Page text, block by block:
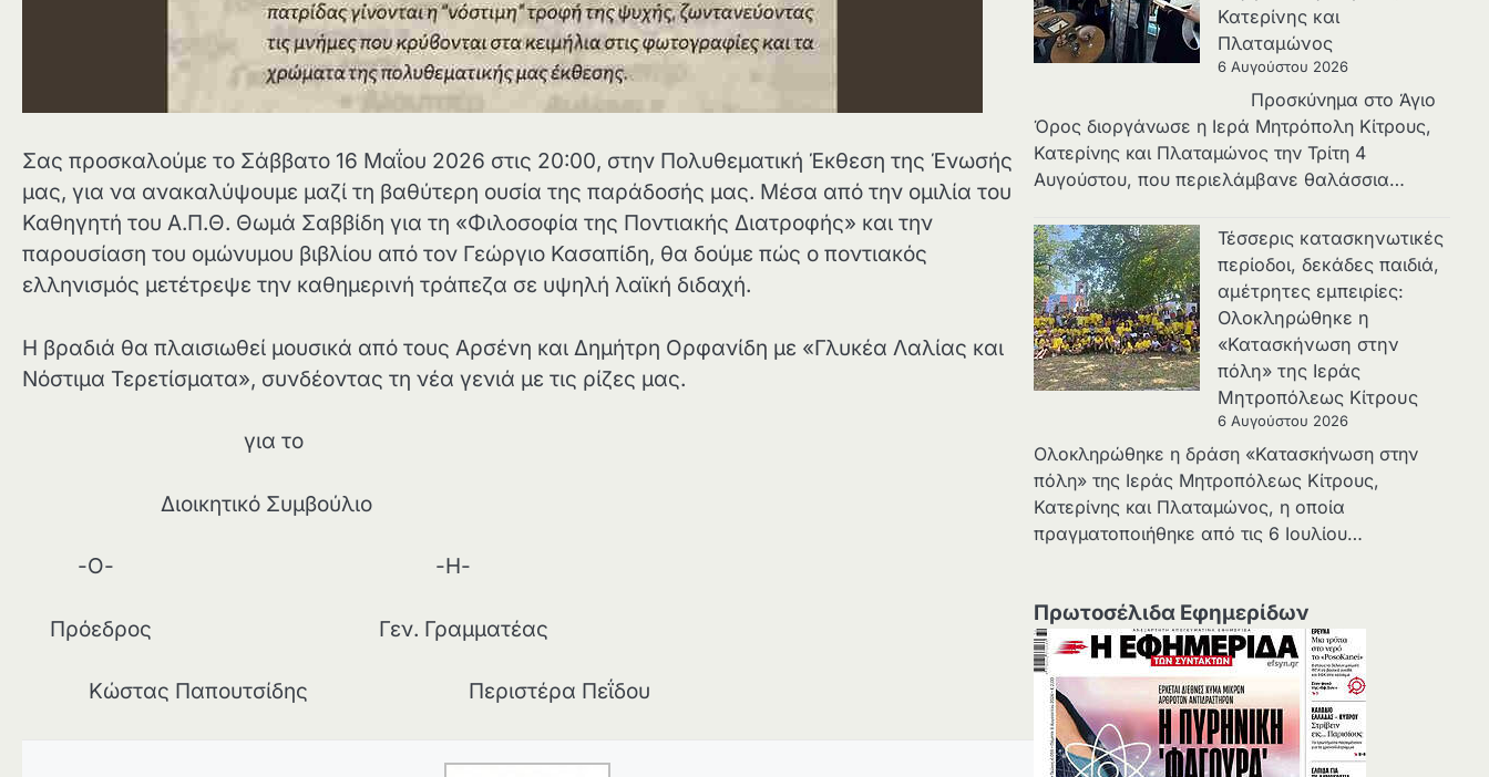
Σας προσκαλούμε το Σάββατο 16 Μαΐου 2026 στις 20:00, στην Πολυθεματική Έκθεση της Ένωσής
μας, για να ανακαλύψουμε μαζί τη βαθύτερη ουσία της παράδοσής μας. Μέσα από την ομιλία του
Καθηγητή του Α.Π.Θ. Θωμά Σαββίδη για τη «Φιλοσοφία της Ποντιακής Διατροφής» και την
παρουσίαση του ομώνυμου βιβλίου από τον Γεώργιο Κασαπίδη, θα δούμε πώς ο ποντιακός
ελληνισμός μετέτρεψε την καθημερινή τράπεζα σε υψηλή λαϊκή διδαχή.
Η βραδιά θα πλαισιωθεί μουσικά από τους Αρσένη και Δημήτρη Ορφανίδη με «Γλυκέα Λαλίας και
Νόστιμα Τερετίσματα», συνδέοντας τη νέα γενιά με τις ρίζες μας.
για το
Διοικητικό Συμβούλιο
-Ο- -Η-
Πρόεδρος Γεν. Γραμματέας
Κώστας Παπουτσίδης Περιστέρα Πεΐδου
Κατερίνης και
Πλαταμώνος
6 Αυγούστου 2026
Προσκύνημα στο Άγιο
Όρος διοργάνωσε η Ιερά Μητρόπολη Κίτρους,
Κατερίνης και Πλαταμώνος την Τρίτη 4
Αυγούστου, που περιελάμβανε θαλάσσια…
Τέσσερις κατασκηνωτικές
περίοδοι, δεκάδες παιδιά,
αμέτρητες εμπειρίες:
Ολοκληρώθηκε η
«Κατασκήνωση στην
πόλη» της Ιεράς
Μητροπόλεως Κίτρους
6 Αυγούστου 2026
Ολοκληρώθηκε η δράση «Κατασκήνωση στην
πόλη» της Ιεράς Μητροπόλεως Κίτρους,
Κατερίνης και Πλαταμώνος, η οποία
πραγματοποιήθηκε από τις 6 Ιουλίου…
Πρωτοσέλιδα Εφημερίδων